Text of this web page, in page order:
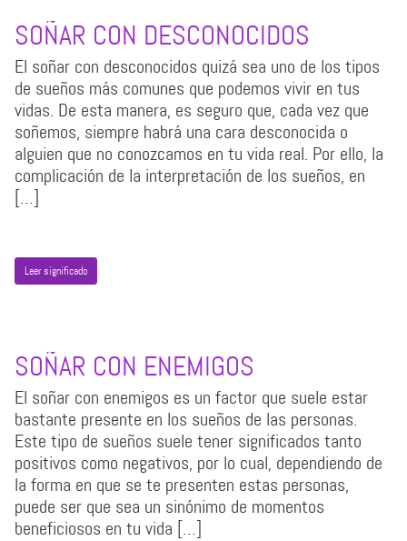
SOÑAR CON DESCONOCIDOS
El soñar con desconocidos quizá sea uno de los tipos
de sueños más comunes que podemos vivir en tus
vidas. De esta manera, es seguro que, cada vez que
soñemos, siempre habrá una cara desconocida o
alguien que no conozcamos en tu vida real. Por ello, la
complicación de la interpretación de los sueños, en
[…]
Leer significado
SOÑAR CON ENEMIGOS
El soñar con enemigos es un factor que suele estar
bastante presente en los sueños de las personas.
Este tipo de sueños suele tener significados tanto
positivos como negativos, por lo cual, dependiendo de
la forma en que se te presenten estas personas,
puede ser que sea un sinónimo de momentos
beneficiosos en tu vida […]